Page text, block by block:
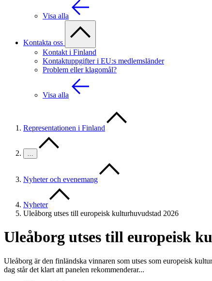
Visa alla
Kontakta oss
Kontakt i Finland
Kontaktuppgifter i EU:s medlemsländer
Problem eller klagomål?
Visa alla
Representationen i Finland
…
Nyheter och evenemang
Nyheter
Uleåborg utses till europeisk kulturhuvudstad 2026
Uleåborg utses till europeisk
Uleåborg är den finländska vinnaren som utses som europeisk
dag står det klart att panelen rekommenderar...